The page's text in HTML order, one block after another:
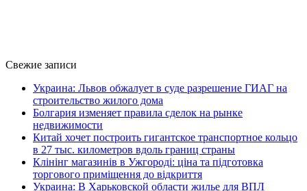
Свежие записи
Украина: Львов обжалует в суде разрешение ГИАГ на
строительство жилого дома
Болгария изменяет правила сделок на рынке
недвижимости
Китай хочет построить гигантское транспортное кольцо
в 27 тыс. километров вдоль границ страны
Клінінг магазинів в Ужгороді: ціна та підготовка
торгового приміщення до відкриття
Украина: В Харьковской области жилье для ВПЛ